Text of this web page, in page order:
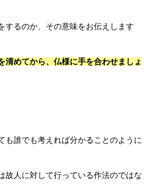
するのか、その意味をお伝えします
清めてから、仏様に手を合わせましょ
も誰でも考えれば分かることのように
故人に対して行っている作法のではな